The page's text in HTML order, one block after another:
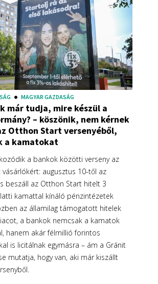
MAGYAR GAZDASÁG
már tudja, mire készül a
– köszönik, nem kérnek
Otthon Start versenyéből,
a kamatokat
a bankok közötti verseny az
vásárlókért: augusztus 10-től az
beszáll az Otthon Start hitelt 3
kamattal kínáló pénzintézetek
az államilag támogatott hitelek
a bankok nemcsak a kamatok
hanem akár félmillió forintos
is licitálnak egymásra – ám a Gránit
mutatja, hogy van, aki már kiszállt